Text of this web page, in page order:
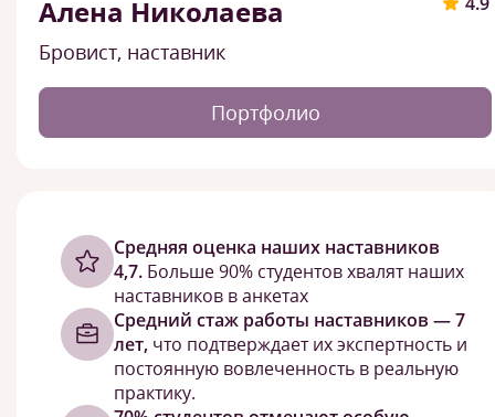
Алена Николаева
Бровист, наставник
Портфолио
Cредняя оценка наших наставников
4,7. Больше 90% студентов хвалят наших
наставников в анкетах
Средний стаж работы наставников — 7
лет, что подтверждает их экспертность и
постоянную вовлеченность в реальную
практику.